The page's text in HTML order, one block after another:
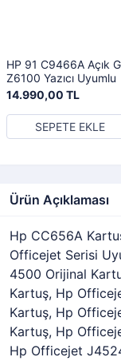
HP 91 C9466A Açık
Z6100 Yazıcı Uyumlu
14.990,00 TL
SEPETE EKLE
Ürün Açıklaması
Hp CC656A
Officejet Serisi
4500 Orijinal
Kartuş, Hp
Kartuş, Hp
Kartuş, Hp
Hp Officejet